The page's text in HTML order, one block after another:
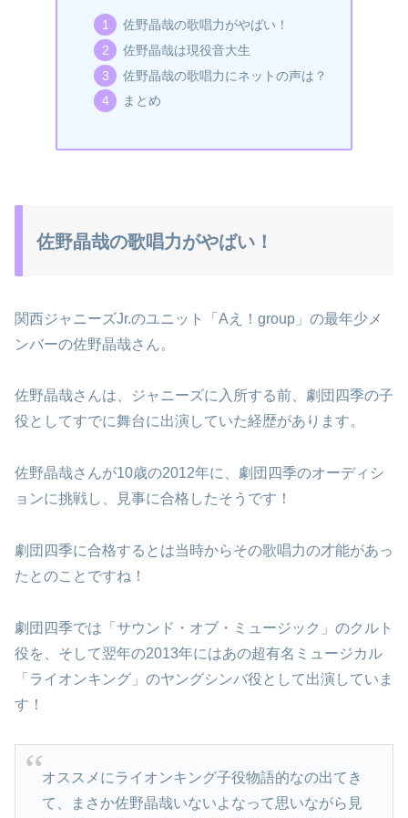
佐野晶哉の歌唱力がやばい！
佐野晶哉は現役音大生
佐野晶哉の歌唱力にネットの声は？
まとめ
佐野晶哉の歌唱力がやばい！
関西ジャニーズJr.のユニット「Aえ！group」の最年少メ
ンバーの佐野晶哉さん。
佐野晶哉さんは、ジャニーズに入所する前、劇団四季の子
役としてすでに舞台に出演していた経歴があります。
佐野晶哉さんが10歳の2012年に、劇団四季のオーディシ
ョンに挑戦し、見事に合格したそうです！
劇団四季に合格するとは当時からその歌唱力の才能があっ
たとのことですね！
劇団四季では「サウンド・オブ・ミュージック」のクルト
役を、そして翌年の2013年にはあの超有名ミュージカル
「ライオンキング」のヤングシンバ役として出演していま
す！
オススメにライオンキング子役物語的なの出てき
て、まさか佐野晶哉いないよなって思いながら見